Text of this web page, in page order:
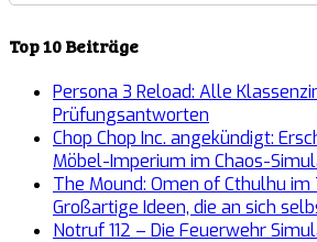
Top 10 Beiträge
Persona 3 Reload: Alle
Prüfungsantworten
Chop Chop Inc. angekündigt:
Möbel-Imperium im Chaos-
The Mound: Omen of Cthulhu im
Großartige Ideen, die an sich
Notruf 112 – Die Feuerwehr